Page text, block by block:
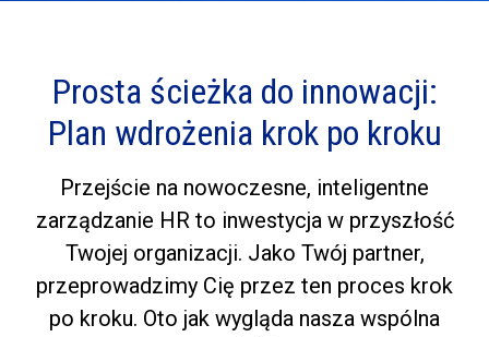
Prosta ścieżka do innowacji:
Plan wdrożenia krok po kroku
Przejście na nowoczesne, inteligentne
zarządzanie HR to inwestycja w przyszłość
Twojej organizacji. Jako Twój partner,
przeprowadzimy Cię przez ten proces krok
po kroku. Oto jak wygląda nasza wspólna